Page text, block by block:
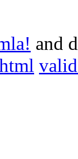
and